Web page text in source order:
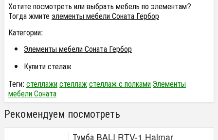
Хотите посмотреть или выбрать мебель по элементам?
Тогда жмитеэлементы мебели Соната Гербор
Категории:
Элементы мебели Соната Гербор
Купити стелаж
Теги: стеллажистеллажстеллаж с полкамиЭлементы
мебели Соната
Рекомендуем посмотреть
Тумба BALI RTV-1 Halmar